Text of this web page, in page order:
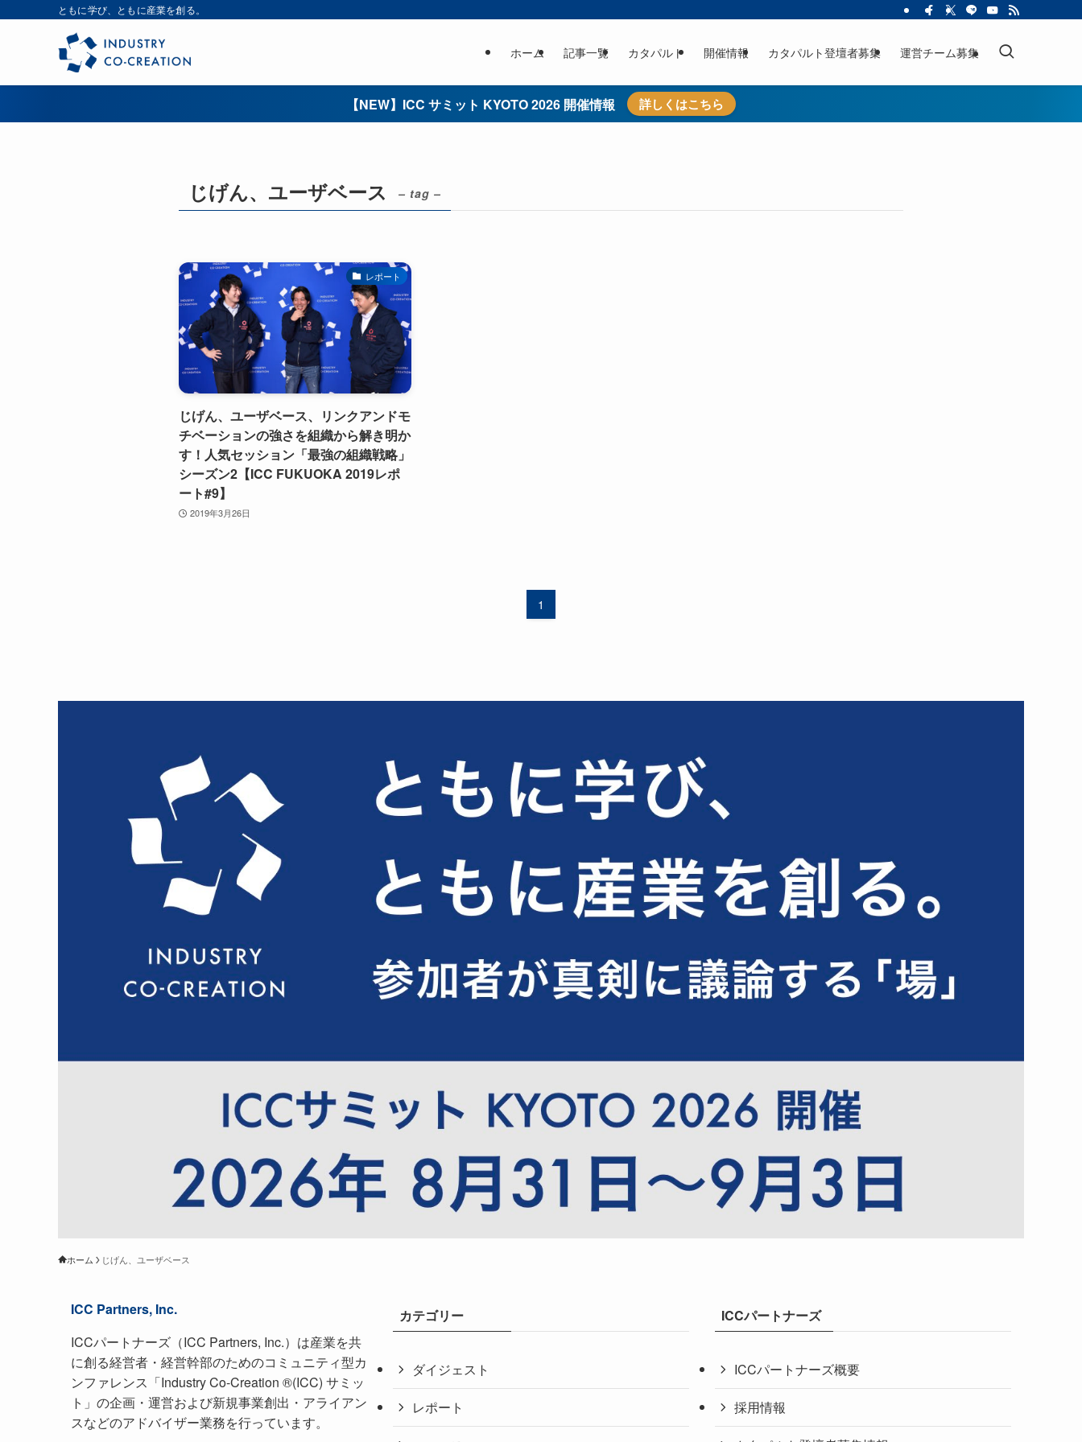
ともに学び、ともに産業を創る。
ホーム 記事一覧 カタパルト 開催情報 カタパルト登壇者募集 運営チーム募集
【NEW】ICC サミット KYOTO 2026 開催情報 詳しくはこちら
じげん、ユーザベース – tag –
レポート
じげん、ユーザベース、リンクアンドモ
チベーションの強さを組織から解き明か
す！人気セッション「最強の組織戦略」
シーズン2【ICC FUKUOKA 2019レポ
ート#9】
2019年3月26日
1
ホーム じげん、ユーザベース
ICC Partners, Inc.
ICCパートナーズ（ICC Partners, Inc.）は産業を共
に創る経営者・経営幹部のためのコミュニティ型カ
ンファレンス「Industry Co-Creation ®(ICC) サミッ
ト」の企画・運営および新規事業創出・アライアン
スなどのアドバイザー業務を行っています。
カテゴリー
ダイジェスト
レポート
ICCパートナーズ
ICCパートナーズ概要
採用情報